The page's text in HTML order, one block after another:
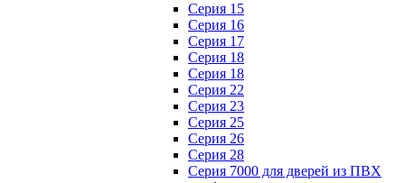
Серия 15
Серия 16
Серия 17
Серия 18
Серия 18
Серия 22
Серия 23
Серия 25
Серия 26
Серия 28
Серия 7000 для дверей из ПВХ